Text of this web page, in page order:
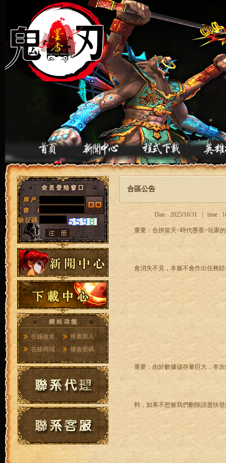
驗 証碼
在線改名
推薦新人
在線商城
修改密碼
合區公告
Date : 2025/10/31 | time :
重要：合拼當天<時代墨香>玩家
會消失不見，本服不會作出任務
重要：由於數據儲存量巨大，本
料，如果不想被我們刪除請盡快